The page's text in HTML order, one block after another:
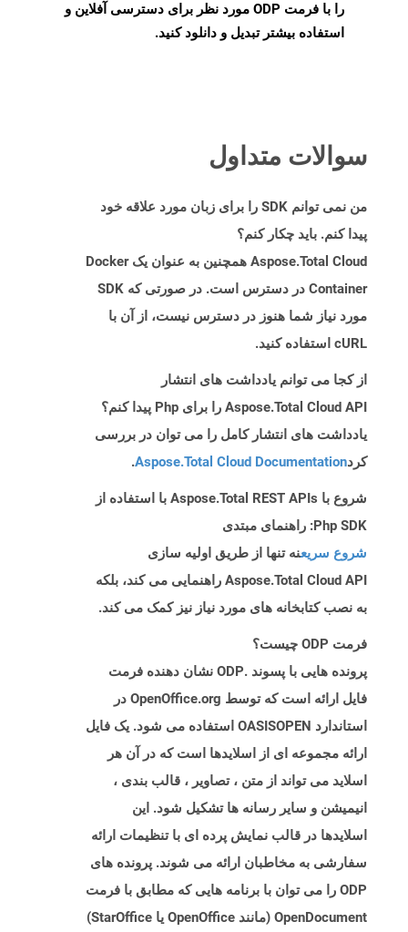
را با فرمت ODP مورد نظر برای دسترسی آفلاین و
استفاده بیشتر تبدیل و دانلود کنید.
سوالات متداول
من نمی توانم SDK را برای زبان مورد علاقه خود
پیدا کنم. باید چکار کنم؟
Aspose.Total Cloud همچنین به عنوان یک Docker
Container در دسترس است. در صورتی که SDK
مورد نیاز شما هنوز در دسترس نیست، از آن با
cURL استفاده کنید.
از کجا می توانم یادداشت های انتشار
Aspose.Total Cloud API را برای Php پیدا کنم؟
یادداشت های انتشار کامل را می توان در بررسی
کردAspose.Total Cloud Documentation
.
شروع با Aspose.Total REST APIs با استفاده از
Php SDK: راهنمای مبتدی
شروع سریعنه تنها از طریق اولیه سازی
Aspose.Total Cloud API راهنمایی می کند، بلکه
به نصب کتابخانه های مورد نیاز نیز کمک می کند.
فرمت ODP چیست؟
پرونده هایی با پسوند .ODP نشان دهنده فرمت
فایل ارائه است که توسط OpenOffice.org در
استاندارد OASISOPEN استفاده می شود. یک فایل
ارائه مجموعه ای از اسلایدها است که در آن هر
اسلاید می تواند از متن ، تصاویر ، قالب بندی ،
انیمیشن و سایر رسانه ها تشکیل شود. این
اسلایدها در قالب نمایش پرده ای با تنظیمات ارائه
سفارشی به مخاطبان ارائه می شوند. پرونده های
ODP را می توان با برنامه هایی که مطابق با فرمت
OpenDocument (مانند OpenOffice یا StarOffice)